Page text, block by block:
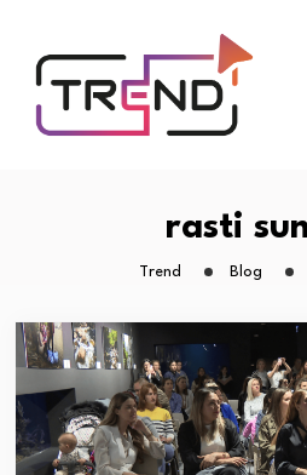
rasti
Trend Blog